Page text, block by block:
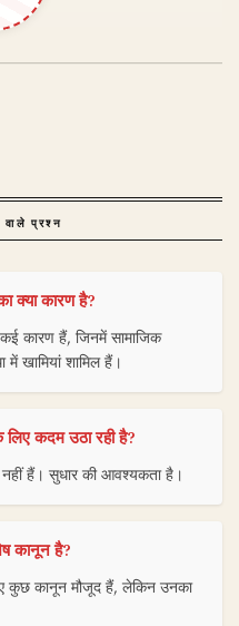
प्रश्न
क्या कारण है?
कारण हैं, जिनमें सामाजिक
में खामियां शामिल हैं।
कदम उठा रही है?
नहीं हैं। सुधार की आवश्यकता है।
कानून है?
कुछ कानून मौजूद हैं, लेकिन उनका